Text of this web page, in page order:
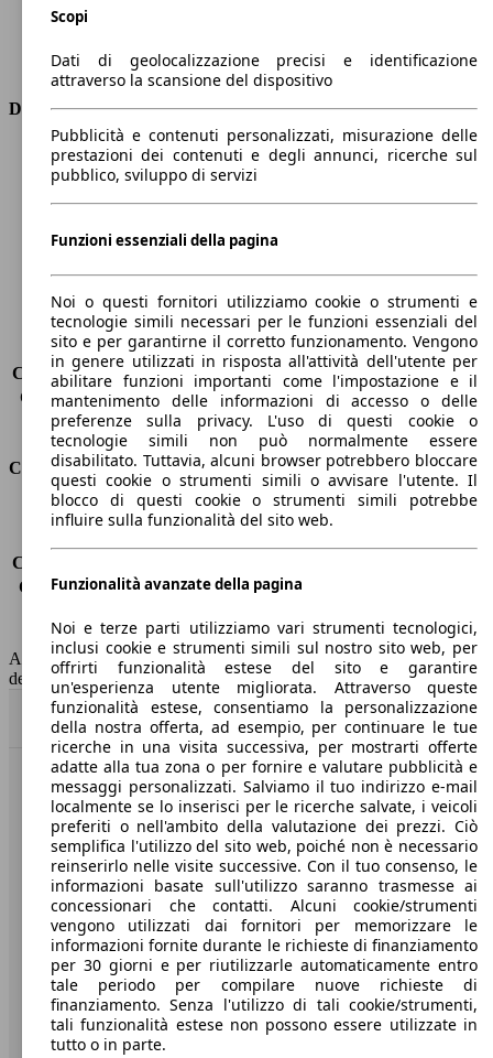
Cilindri
Tipo di trazione
trazione anteriore
Dimensioni
Lunghezza
4600 mm
Altezza
1490 mm
Larghezza
1760 mm
Peso massimo
1815 kg
Carico massimo
405 kg
Porte
5
Sedili
5
Carico sul tetto
-
Capacità di traino (senza freni) -
Capacità di traino (con freni)
350 kg
Volume del bagagliaio
530 - 1658 l
Consumi
Emissioni di CO2*
96 g/km (komb.)
Consumo (extra-urbano)
Consumo (combinato)* 4.0 l/100km
Capacità del serbatoio
45 l
AutoScout24 non si assume alcuna responsabilità per la correttezza
dei dati.
Torna su
Benvenuti su AutoScout24, il mercato auto europeo.
Società
A proposito di AutoScout24
Stampa
Media
Condizioni generali
Informazioni
Scopi
Dati di geolocalizzazione precisi e identificazione
attraverso la scansione del dispositivo
Pubblicità e contenuti personalizzati, misurazione delle
prestazioni dei contenuti e degli annunci, ricerche sul
pubblico, sviluppo di servizi
Funzioni essenziali della pagina
Noi o questi fornitori utilizziamo cookie o strumenti e
tecnologie simili necessari per le funzioni essenziali del
sito e per garantirne il corretto funzionamento. Vengono
in genere utilizzati in risposta all'attività dell'utente per
abilitare funzioni importanti come l'impostazione e il
mantenimento delle informazioni di accesso o delle
preferenze sulla privacy. L'uso di questi cookie o
tecnologie simili non può normalmente essere
disabilitato. Tuttavia, alcuni browser potrebbero bloccare
questi cookie o strumenti simili o avvisare l'utente. Il
blocco di questi cookie o strumenti simili potrebbe
influire sulla funzionalità del sito web.
Funzionalità avanzate della pagina
Noi e terze parti utilizziamo vari strumenti tecnologici,
inclusi cookie e strumenti simili sul nostro sito web, per
offrirti funzionalità estese del sito e garantire
un'esperienza utente migliorata. Attraverso queste
funzionalità estese, consentiamo la personalizzazione
della nostra offerta, ad esempio, per continuare le tue
ricerche in una visita successiva, per mostrarti offerte
adatte alla tua zona o per fornire e valutare pubblicità e
messaggi personalizzati. Salviamo il tuo indirizzo e-mail
localmente se lo inserisci per le ricerche salvate, i veicoli
preferiti o nell'ambito della valutazione dei prezzi. Ciò
semplifica l'utilizzo del sito web, poiché non è necessario
reinserirlo nelle visite successive. Con il tuo consenso, le
informazioni basate sull'utilizzo saranno trasmesse ai
concessionari che contatti. Alcuni cookie/strumenti
vengono utilizzati dai fornitori per memorizzare le
informazioni fornite durante le richieste di finanziamento
per 30 giorni e per riutilizzarle automaticamente entro
tale periodo per compilare nuove richieste di
finanziamento. Senza l'utilizzo di tali cookie/strumenti,
tali funzionalità estese non possono essere utilizzate in
tutto o in parte.